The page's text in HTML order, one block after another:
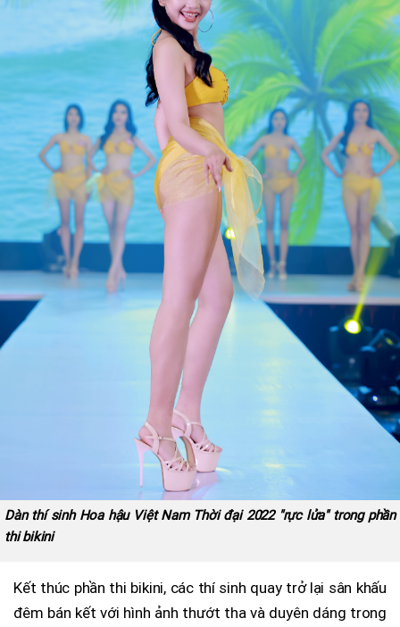
Dàn thí sinh Hoa hậu Việt Nam Thời đại 2022 "rực lửa" trong phần
thi bikini
Kết thúc phần thi bikini, các thí sinh quay trở lại sân khấu
đêm bán kết với hình ảnh thướt tha và duyên dáng trong